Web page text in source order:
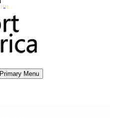
Primary Menu